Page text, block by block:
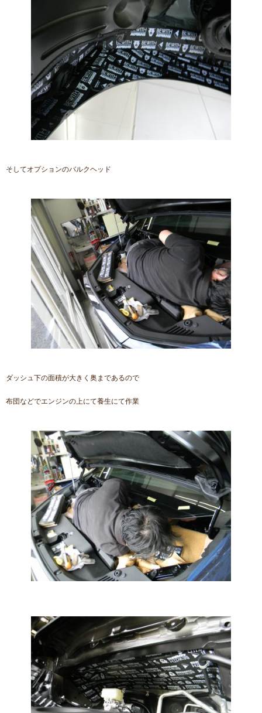
そしてオプションのバルクヘッド
ダッシュ下の面積が大きく奥まであるので
布団などでエンジンの上にて養生にて作業